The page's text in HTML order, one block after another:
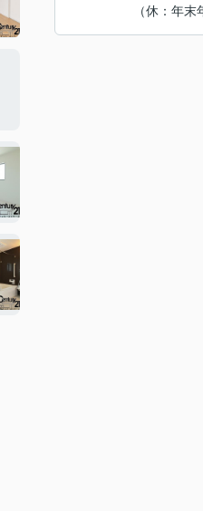
（休：年末